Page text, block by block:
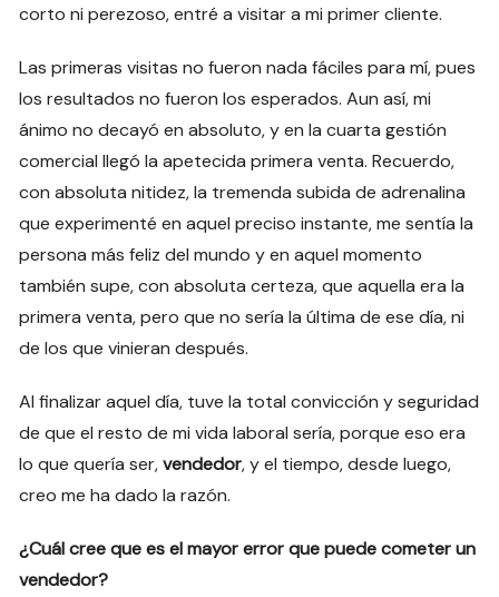
corto ni perezoso, entré a visitar a mi primer cliente.
Las primeras visitas no fueron nada fáciles para mí, pues
los resultados no fueron los esperados. Aun así, mi
ánimo no decayó en absoluto, y en la cuarta gestión
comercial llegó la apetecida primera venta. Recuerdo,
con absoluta nitidez, la tremenda subida de adrenalina
que experimenté en aquel preciso instante, me sentía la
persona más feliz del mundo y en aquel momento
también supe, con absoluta certeza, que aquella era la
primera venta, pero que no sería la última de ese día, ni
de los que vinieran después.
Al finalizar aquel día, tuve la total convicción y seguridad
de que el resto de mi vida laboral sería, porque eso era
lo que quería ser,vendedor, y el tiempo, desde luego,
creo me ha dado la razón.
¿Cuál cree que es el mayor error que puede cometer un
vendedor?